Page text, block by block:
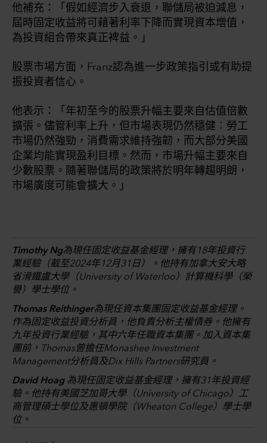
他補充：「假如經濟步入衰退，聯儲局被迫減息，
屆時固定收益將可藉著利率下降而實現資本增值，
為投資組合帶來真正裨益。」
股票市場方面，Franz認為進一步政策指引或有助提
振投資者信心。
他表示：「年初至今的股票升幅主要來自估值倍數
擴張。儘管利率上升，但市場表現仍然穩健：勞工
市場仍然強勁，消費需求維持強韌，而大部分美國
企業均能實現盈利目標。然而，市場升幅主要來自
少數股票。隨著聯儲局的政策將於明年轉趨明朗，
市場廣度可能會擴大。」
Timothy Ng為現任固定收益基金經理，擁有18年投資行
業經驗（截至2024年12月31日）。他持有加拿大安大略
省滑鐵盧大學（University of Waterloo）計算機科學（榮
譽）學士學位。
Thomas Reithinger為現任資本集團固定收益基金經理。
作為固定收益投資分析員，他負責分析主權債券。他擁有
九年投資行業經驗，其中六年任職資本集團。加入資本集
團前，Thomas曾擔任Monashee Investment
Management分析員及Dix Hills Partners研究員。
David Hoag 為現任固定收益基金經理，擁有31年投資經
驗。他持有美國芝加哥大學（University of Chicago）工
商管理碩士學位及惠頓學院（Wheaton College）學士學
位。